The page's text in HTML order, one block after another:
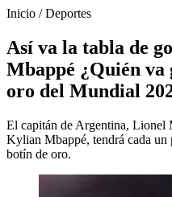
Inicio /Deportes
Así va la tabla de
Mbappé ¿Quién va
oro del Mundial
El capitán de Argentina, Lionel
Kylian Mbappé, tendrá cada un
botín de oro.